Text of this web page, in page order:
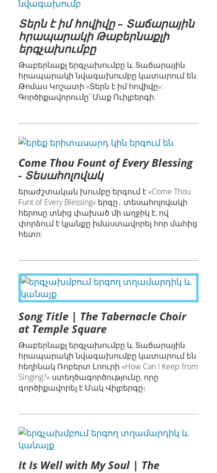
Տերն է իմ հովիվը – Տաճարային
հրապարակի Թաբերնաքլի
երգչախումբը
Թաբերնաքլ երգչախումբը և Տաճարային
հրապարակի նվագախումբը կատարում են
Թոմաս Կոշատի «Տերն է իմ հովիվը»:
Գործիքավորումը՝ Մաք Ուիլբերգի:
Come Thou Fount of Every Blessing
- Տեսահոլովակ
երաժշտական խումբը երգում է «Come Thou
Funt of Every Blessing» երգը․ տեսահոլովակի
հերոսը տնից փախած մի աղջիկ է, ով
փորձում է կյանքը իմաստավորել հոր մահից
հետո:
Song Title | The Tabernacle Choir
at Temple Square
Թաբերնաքլ երգչախումբը և Տաճարային
հրապարակի նվագախումբը կատարում են
հեղինակ Ռոբերտ Լոուրի «How Can I Keep from
Singing?» ստեղծագործությունը, որը
գործիքավորել է Մակ Վիլբերգը։
It Is Well with My Soul | The